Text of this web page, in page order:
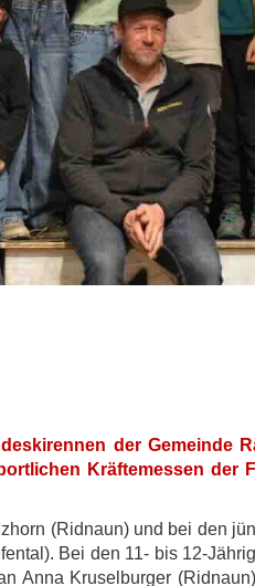
der Gemeinde
Kräftemessen der
(Ridnaun) und bei den
Bei den 11- bis 12-
Anna Kruselburger